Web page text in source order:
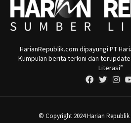
HarianRepublik.com dipayungi PT
Kumpulan berita terkini dan
Literasi”
© Copyright 2024 Harian Republik